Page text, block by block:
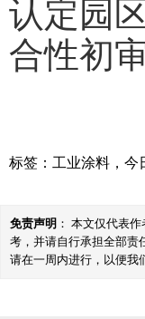
认定园
合性初
标签： 工业涂料 ， 今
免责声明 ： 本文仅代表
考，并请自行承担全部责
请在一周内进行，以便我